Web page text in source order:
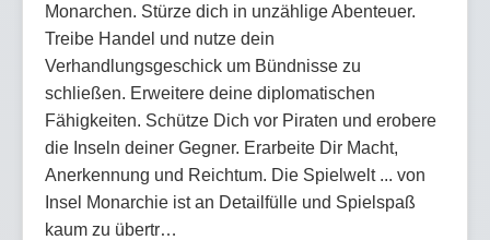
Monarchen. Stürze dich in unzählige Abenteuer.
Treibe Handel und nutze dein
Verhandlungsgeschick um Bündnisse zu
schließen. Erweitere deine diplomatischen
Fähigkeiten. Schütze Dich vor Piraten und erobere
die Inseln deiner Gegner. Erarbeite Dir Macht,
Anerkennung und Reichtum. Die Spielwelt ... von
Insel Monarchie ist an Detailfülle und Spielspaß
kaum zu übertr…